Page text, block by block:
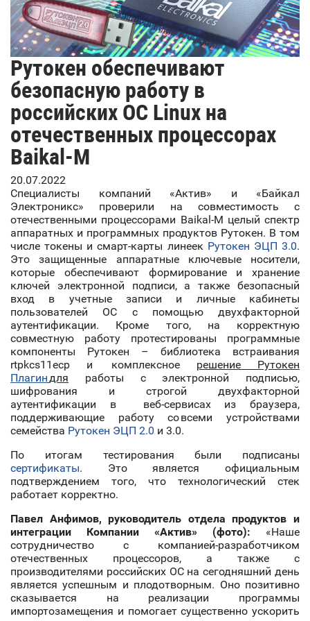
Рутокен обеспечивают
безопасную работу в
российских ОС Linux на
отечественных процессорах
Baikal-M
20.07.2022
Специалисты компаний «Актив» и «Байкал
Электроникс» проверили на совместимость с
отечественными процессорами Baikal-M целый спектр
аппаратных и программных продуктов Рутокен. В том
числе токены и смарт-карты линеек Рутокен ЭЦП 3.0.
Это защищенные аппаратные ключевые носители,
которые обеспечивают формирование и хранение
ключей электронной подписи, а также безопасный
вход в учетные записи и личные кабинеты
пользователей ОС с помощью двухфакторной
аутентификации. Кроме того, на корректную
совместную работу протестированы программные
компоненты Рутокен – библиотека встраивания
rtpkcs11ecp и комплексное решение Рутокен
Плагиндля работы с электронной подписью,
шифрования и строгой двухфакторной
аутентификации в веб-сервисах из браузера,
поддерживающие работу со всеми устройствами
семейства Рутокен ЭЦП 2.0 и 3.0.
По итогам тестирования были подписаны
сертификаты. Это является официальным
подтверждением того, что технологический стек
работает корректно.
Павел Анфимов, руководитель отдела продуктов и
интеграции Компании «Актив» (фото): «Наше
сотрудничество с компанией-разработчиком
отечественных процессоров, а также с
производителями российских ОС на сегодняшний день
является успешным и плодотворным. Оно позитивно
сказывается на реализации программы
импортозамещения и помогает существенно ускорить